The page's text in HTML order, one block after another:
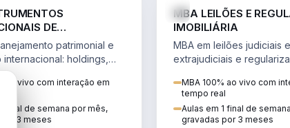
DE
PATRIMONIAL &
patrimonial e
holdings,
sob a Lei
e a Reforma Tributária.
ao vivo com interação em
final de semana por mês,
3 meses
MBA LEILÕES E
IMOBILIÁRIA
MBA em leilões judiciais e
extrajudiciais e
alienação fiduciária e
arrematação.
MBA 100% ao vivo com
tempo real
Aulas em 1 final de
gravadas por 3 meses